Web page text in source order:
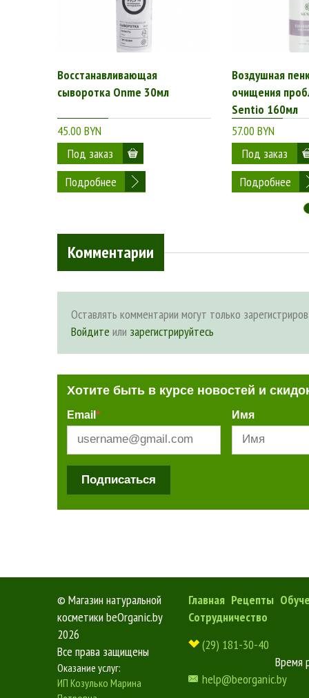
Восстанавливающая
сыворотка Onme 30мл
45.00 BYN
Подробнее
Воздушная
очищения
Sentio 160мл
57.00 BYN
Подробнее
Комментарии
Оставлять комментарии могут только
Войдите или зарегистрируйтесь
Хотите быть в курсе новостей и
Email * Имя
Подписаться
© Магазин натуральной
косметики beOrganic.by
2026
Все права защищены
Оказание услуг:
ИП Козулько Марина
Главная Рецепты
Сотрудничество
(29) 181-30-40
Время
help@beorganic.by